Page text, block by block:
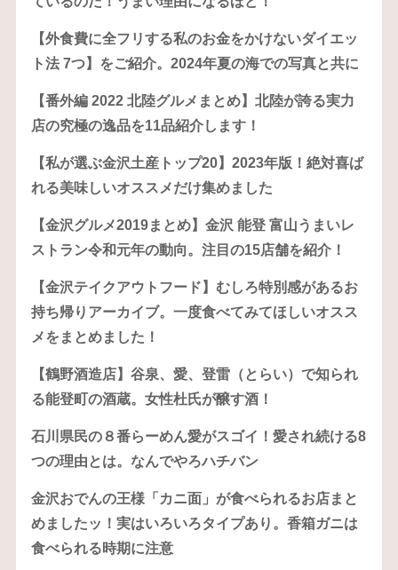
【外食費に全フリする私のお金をかけないダイエッ
ト法 7つ】をご紹介。2024年夏の海での写真と共に
【番外編 2022 北陸グルメまとめ】北陸が誇る実力
店の究極の逸品を11品紹介します！
【私が選ぶ金沢土産トップ20】2023年版！絶対喜ば
れる美味しいオススメだけ集めました
【金沢グルメ2019まとめ】金沢 能登 富山うまいレ
ストラン令和元年の動向。注目の15店舗を紹介！
【金沢テイクアウトフード】むしろ特別感があるお
持ち帰りアーカイブ。一度食べてみてほしいオスス
メをまとめました！
【鶴野酒造店】谷泉、愛、登雷（とらい）で知られ
る能登町の酒蔵。女性杜氏が醸す酒！
石川県民の８番らーめん愛がスゴイ！愛され続ける8
つの理由とは。なんでやろハチバン
金沢おでんの王様「カニ面」が食べられるお店まと
めましたッ！実はいろいろタイプあり。香箱ガニは
食べられる時期に注意